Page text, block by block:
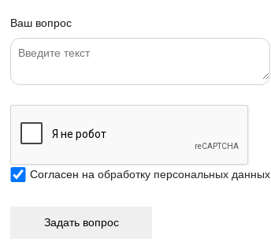
Ваш вопрос
Согласен на обработку персональных данных